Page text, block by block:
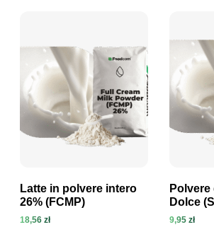
Visualizza prodotto
Latte in polvere intero
26% (FCMP)
18,56 zł
Dolce
9,95 zł